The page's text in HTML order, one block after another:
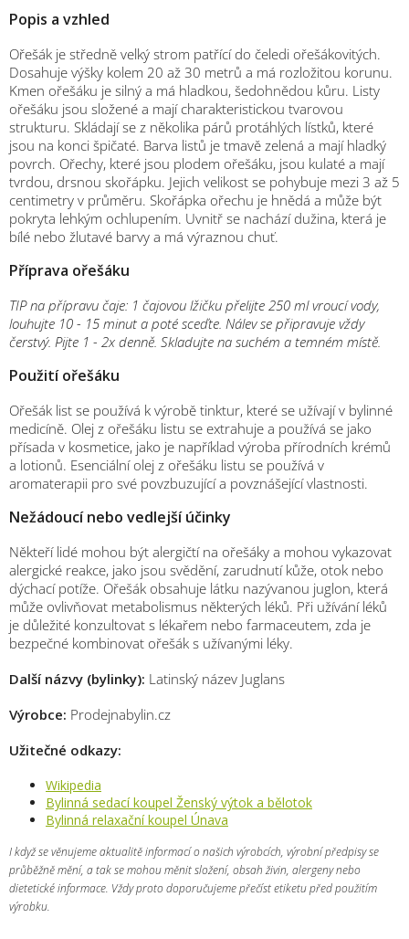
Popis a vzhled
Ořešák je středně velký strom patřící do čeledi ořešákovitých.
Dosahuje výšky kolem 20 až 30 metrů a má rozložitou korunu.
Kmen ořešáku je silný a má hladkou, šedohnědou kůru. Listy
ořešáku jsou složené a mají charakteristickou tvarovou
strukturu. Skládají se z několika párů protáhlých lístků, které
jsou na konci špičaté. Barva listů je tmavě zelená a mají hladký
povrch. Ořechy, které jsou plodem ořešáku, jsou kulaté a mají
tvrdou, drsnou skořápku. Jejich velikost se pohybuje mezi 3 až 5
centimetry v průměru. Skořápka ořechu je hnědá a může být
pokryta lehkým ochlupením. Uvnitř se nachází dužina, která je
bílé nebo žlutavé barvy a má výraznou chuť.
Příprava ořešáku
TIP na přípravu čaje: 1 čajovou lžičku přelijte 250 ml vroucí vody,
louhujte 10 - 15 minut a poté sceďte. Nálev se připravuje vždy
čerstvý. Pijte 1 - 2x denně. Skladujte na suchém a temném místě.
Použití ořešáku
Ořešák list se používá k výrobě tinktur, které se užívají v bylinné
medicíně. Olej z ořešáku listu se extrahuje a používá se jako
přísada v kosmetice, jako je například výroba přírodních krémů
a lotionů. Esenciální olej z ořešáku listu se používá v
aromaterapii pro své povzbuzující a povznášející vlastnosti.
Nežádoucí nebo vedlejší účinky
Někteří lidé mohou být alergičtí na ořešáky a mohou vykazovat
alergické reakce, jako jsou svědění, zarudnutí kůže, otok nebo
dýchací potíže. Ořešák obsahuje látku nazývanou juglon, která
může ovlivňovat metabolismus některých léků. Při užívání léků
je důležité konzultovat s lékařem nebo farmaceutem, zda je
bezpečné kombinovat ořešák s užívanými léky.
Další názvy (bylinky): Latinský název Juglans
Výrobce: Prodejnabylin.cz
Užitečné odkazy:
Wikipedia
Bylinná sedací koupel Ženský výtok a bělotok
Bylinná relaxační koupel Únava
I když se věnujeme aktualitě informací o našich výrobcích, výrobní předpisy se
průběžně mění, a tak se mohou měnit složení, obsah živin, alergeny nebo
dietetické informace. Vždy proto doporučujeme přečíst etiketu před použitím
výrobku.